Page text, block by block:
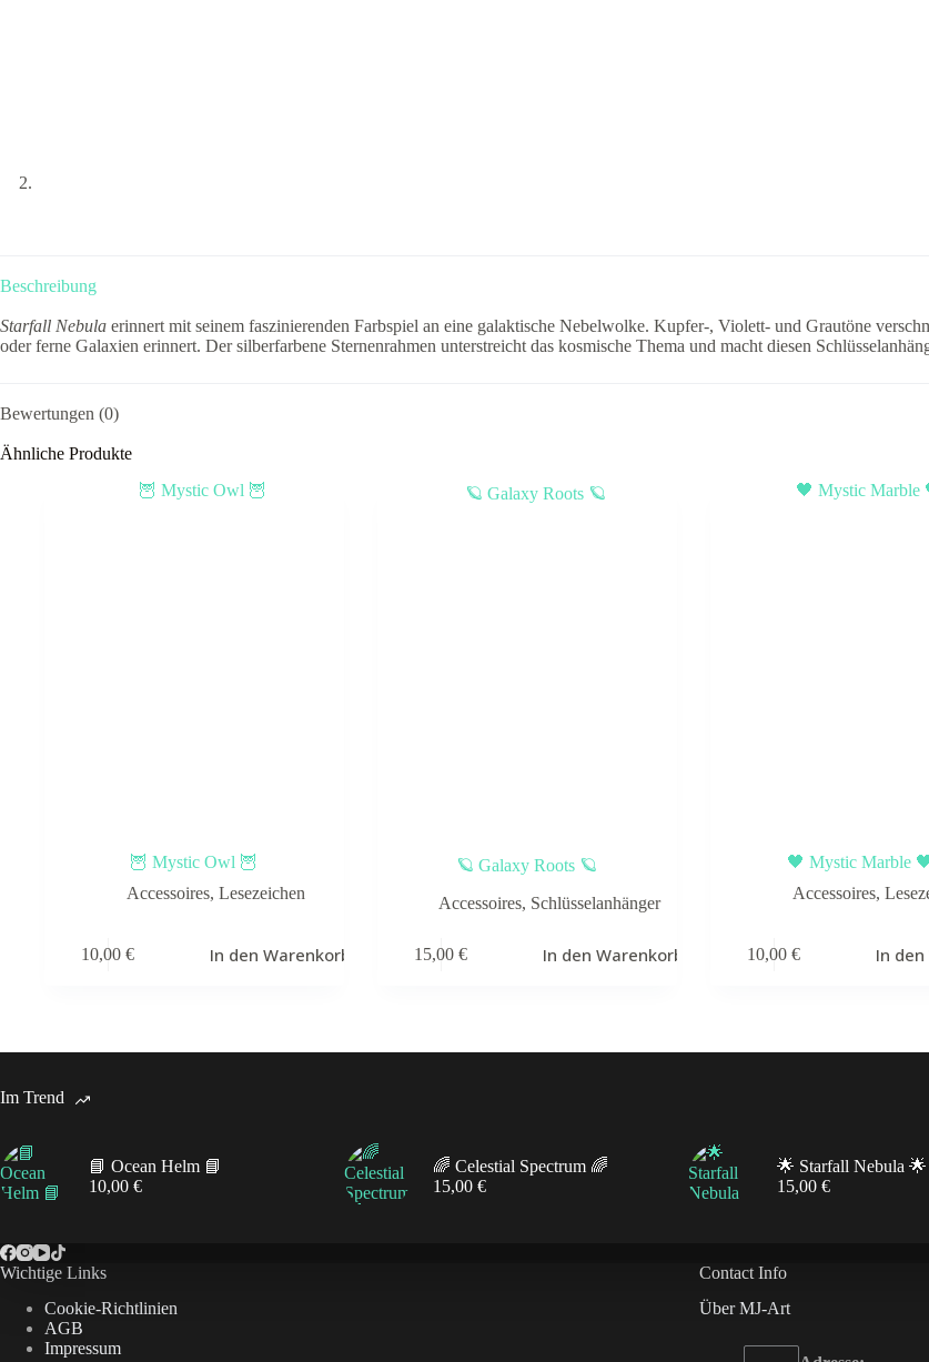
Beschreibung
Starfall Nebula erinnert mit seinem faszinierenden Farbspiel an eine galaktische Nebelwolke. Kupfer-, Violett- und Grautöne
oder ferne Galaxien erinnert. Der silberfarbene Sternenrahmen unterstreicht das kosmische Thema und macht diesen
Bewertungen (0)
Ähnliche Produkte
🦉 Mystic Owl 🦉
Accessoires,Lesezeichen
10,00€ In den Warenkorb
🪐 Galaxy Roots 🪐
Accessoires, Schlüsselanhänger
15,00€ In den Warenkorb
🖤 Mystic Marble
Accessoires,
10,00€ In den
Im Trend
📘 Ocean Helm 📘
10,00 €
🌈 Celestial Spectrum 🌈
15,00 €
🌟 Starfall Nebula 🌟
15,00 €
Wichtige Links
Cookie-Richtlinien
AGB
Impressum
Contact Info
Über MJ-Art